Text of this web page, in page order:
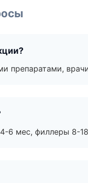
препаратами,
6 мес, филлеры 8-